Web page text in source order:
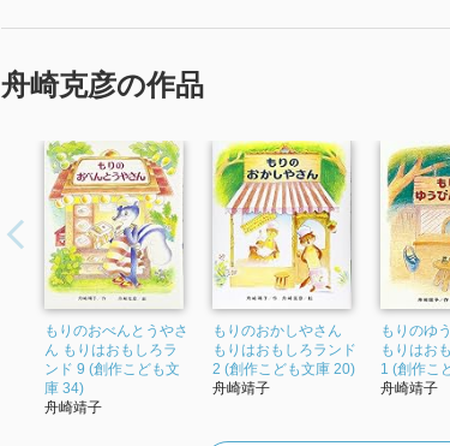
舟崎克彦の作品
もりのおべんとうやさ
ん もりはおもしろラ
ンド 9 (創作こども文
庫 34)
舟崎靖子
もりのおかしやさん
もりはおもしろランド
2 (創作こども文庫 20)
舟崎靖子
もりのゆ
もりはお
1 (創作こ
舟崎靖子